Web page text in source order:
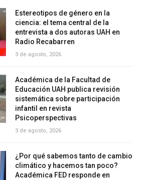
Estereotipos de género en la
ciencia: el tema central de la
entrevista a dos autoras UAH en
Radio Recabarren
3 de agosto, 2026
Académica de la Facultad de
Educación UAH publica revisión
sistemática sobre participación
infantil en revista
Psicoperspectivas
3 de agosto, 2026
¿Por qué sabemos tanto de cambio
climático y hacemos tan poco?
Académica FED responde en